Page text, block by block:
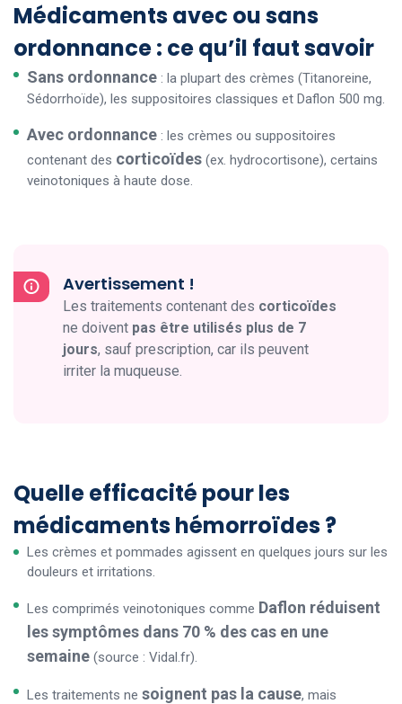
Médicaments avec ou sans
ordonnance : ce qu’il faut savoir
Sans ordonnance : la plupart des crèmes (Titanoreine,
Sédorrhoïde), les suppositoires classiques et Daflon 500 mg.
Avec ordonnance : les crèmes ou suppositoires
contenant des corticoïdes (ex. hydrocortisone), certains
veinotoniques à haute dose.
Avertissement !
Les traitements contenant des corticoïdes
ne doivent pas être utilisés plus de 7
jours, sauf prescription, car ils peuvent
irriter la muqueuse.
Quelle efficacité pour les
médicaments hémorroïdes ?
Les crèmes et pommades agissent en quelques jours sur les
douleurs et irritations.
Les comprimés veinotoniques comme Daflon réduisent
les symptômes dans 70 % des cas en une
semaine (source : Vidal.fr).
Les traitements ne soignent pas la cause, mais